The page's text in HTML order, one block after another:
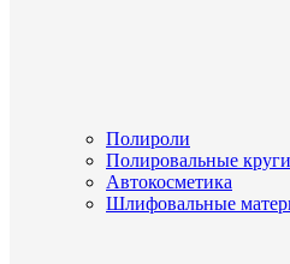
Полироли
Полировальные
Автокосметика
Шлифовальные